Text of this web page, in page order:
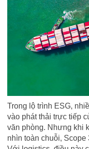
Trong lộ trình ESG,
vào phát thải trực tiếp
văn phòng. Nhưng khi
nhìn toàn chuỗi,